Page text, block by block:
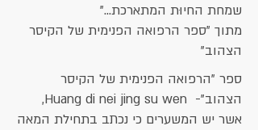
שמחת החיוּת המתארכת..."
מתוך "ספר הרפואה הפנימית של הקיסר
הצהוב"
​ספר "הרפואה הפנימית של הקיסר
הצהוב"- Huang di nei jing su wen,
אשר יש המשערים כי נכתב בתחילת המאה